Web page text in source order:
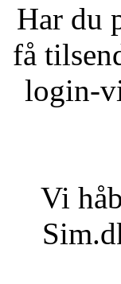
Har du
få
login-
Vi